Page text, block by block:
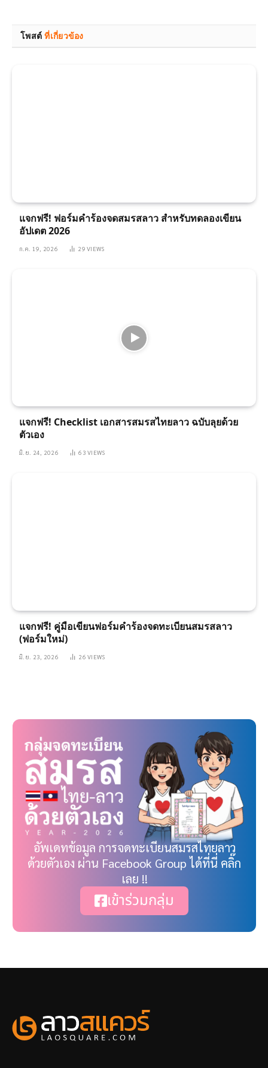
โพสต์ที่เกี่ยวข้อง
แจกฟรี! ฟอร์มคำร้องจดสมรสลาว สำหรับทดลองเขียน
อัปเดต 2026
ก.ค. 19, 2026 29VIEWS
แจกฟรี! Checklist เอกสารสมรสไทยลาว ฉบับลุยด้วย
ตัวเอง
มิ.ย. 24, 2026 63VIEWS
แจกฟรี! คู่มือเขียนฟอร์มคำร้องจดทะเบียนสมรสลาว
(ฟอร์มใหม่)
มิ.ย. 23, 2026 26VIEWS
อัพเดทข้อมูล การจดทะเบียนสมรสไทยลาว
ด้วยตัวเอง ผ่าน Facebook Group ได้ที่นี่ คลิ๊ก
เลย !!
เข้าร่วมกลุ่ม